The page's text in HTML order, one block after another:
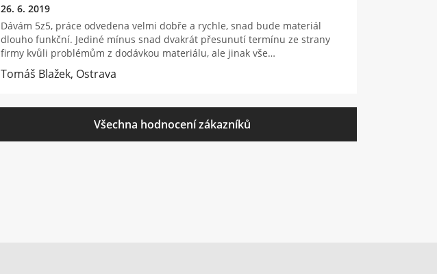
26. 6. 2019
Dávám 5z5, práce odvedena velmi dobře a rychle, snad bude materiál
dlouho funkční. Jediné mínus snad dvakrát přesunutí termínu ze strany
firmy kvůli problémům z dodávkou materiálu, ale jinak vše…
Tomáš Blažek, Ostrava
Všechna hodnocení zákazníků